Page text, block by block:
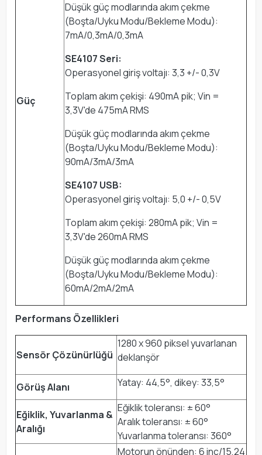
Güç
Düşük güç modlarında akım çekme
(Boşta/Uyku Modu/Bekleme Modu):
7mA/0,3mA/0,3mA
SE4107 Seri:
Operasyonel giriş voltajı: 3,3 +/- 0,3V
Toplam akım çekişi: 490mA pik; Vin =
3,3V'de 475mA RMS
Düşük güç modlarında akım çekme
(Boşta/Uyku Modu/Bekleme Modu):
90mA/3mA/3mA
SE4107 USB:
Operasyonel giriş voltajı: 5,0 +/- 0,5V
Toplam akım çekişi: 280mA pik; Vin =
3,3V'de 260mA RMS
Düşük güç modlarında akım çekme
(Boşta/Uyku Modu/Bekleme Modu):
60mA/2mA/2mA
Performans Özellikleri
Sensör Çözünürlüğü
1280 x 960 piksel yuvarlanan
deklanşör
Görüş Alanı Yatay: 44,5°, dikey: 33,5°
Eğiklik, Yuvarlanma &
Aralığı
Eğiklik toleransı: ± 60°
Aralık toleransı: ± 60°
Yuvarlanma toleransı: 360°
Motorun önünden: 6 inç/15,24